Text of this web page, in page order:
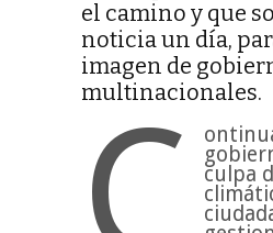
el camino y que
noticia un día,
imagen de
multinacionales.
culpa